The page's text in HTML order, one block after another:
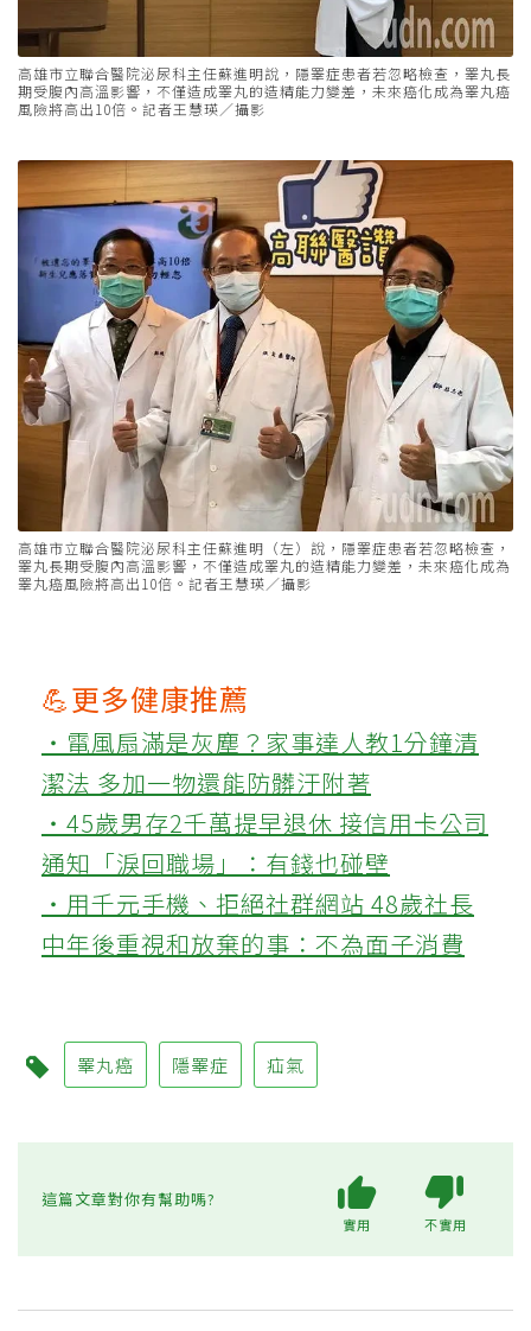
高雄市立聯合醫院泌尿科主任蘇進明說，隱睪症患者若忽略檢查，睪丸長
期受腹內高溫影響，不僅造成睪丸的造精能力變差，未來癌化成為睪丸癌
風險將高出10倍。記者王慧瑛／攝影
高雄市立聯合醫院泌尿科主任蘇進明（左）說，隱睪症患者若忽略檢查，
睪丸長期受腹內高溫影響，不僅造成睪丸的造精能力變差，未來癌化成為
睪丸癌風險將高出10倍。記者王慧瑛／攝影
💪更多健康推薦
‧電風扇滿是灰塵？家事達人教1分鐘清
潔法 多加一物還能防髒汙附著
‧45歲男存2千萬提早退休 接信用卡公司
通知「淚回職場」：有錢也碰壁
‧用千元手機、拒絕社群網站 48歲社長
中年後重視和放棄的事：不為面子消費
睪丸癌 隱睪症 疝氣
這篇文章對你有幫助嗎?
實用 不實用